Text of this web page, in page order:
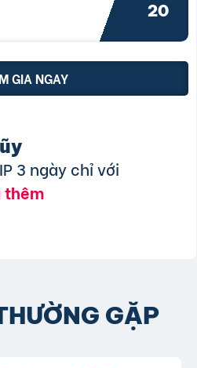
20
GIA NGAY
3 ngày chỉ với
thêm
GẶP